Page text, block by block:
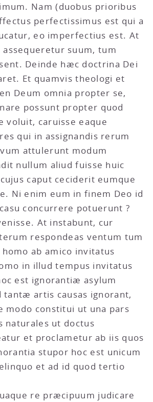
Nam (duobus prioribus
perfectissimus est qui a
eo imperfectius est. At
suum, tum
Deinde hæc doctrina Dei
Et quamvis theologi et
Deum omnia propter se,
possunt propter quod
voluit, caruisse eaque
qui in assignandis rerum
attulerunt modum
nullum aliud fuisse huic
caput ceciderit eumque
Ni enim eum in finem Deo id
concurrere potuerunt ?
At instabunt, cur
respondeas ventum tum
ab amico invitatus
in illud tempus invitatus
est ignorantiæ asylum
artis causas ignorant,
modo constitui ut una pars
naturales ut doctus
et proclametur ab iis quos
stupor hoc est unicum
et ad id quod tertio
re præcipuum judicare